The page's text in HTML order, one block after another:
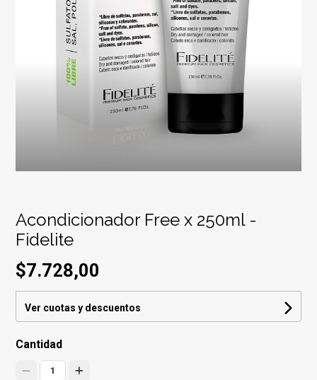
Acondicionador Free x 250ml -
Fidelite
$7.728,00
Ver cuotas y descuentos
Cantidad
1